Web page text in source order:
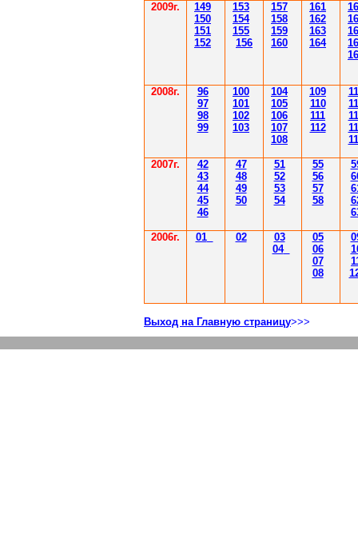
2009г.
149
150
151
152
153
154
155
156
157
158
159
160
161
162
163
164
2008г.
96
97
98
99
100
101
102
103
104
105
106
107
108
109
110
111
112
2007г.
42
43
44
45
46
47
48
49
50
51
52
53
54
55
56
57
58
2006г. 01 02
03
04
05
06
07
08
Выход на Главную страницу>>>